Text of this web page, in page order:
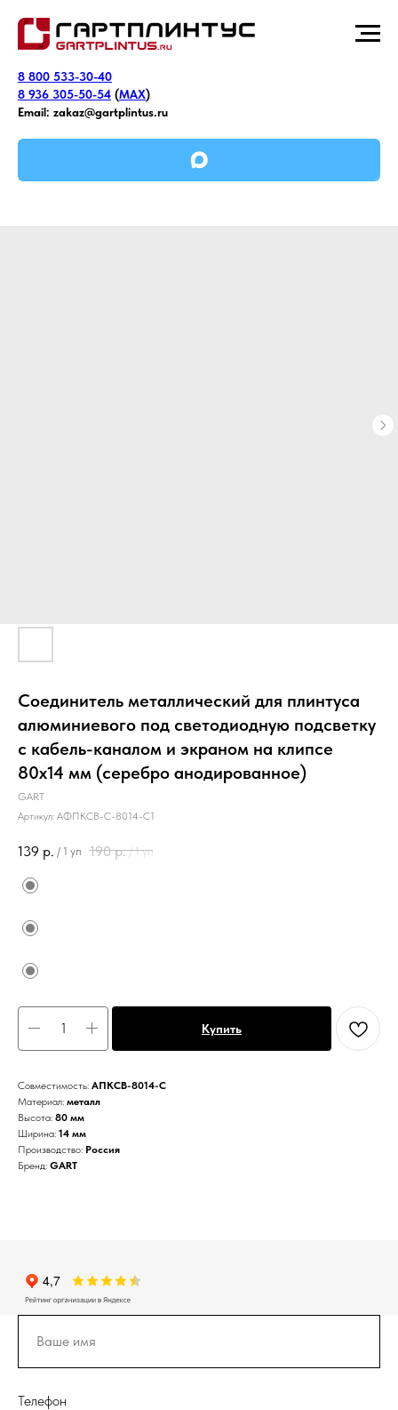
8 800 533-30-40
8 936 305-50-54 (MAX)
Email: zakaz@gartplintus.ru
Соединитель металлический для плинтуса
алюминиевого под светодиодную подсветку
с кабель-каналом и экраном на клипсе
80х14 мм (серебро анодированное)
GART
Артикул: АФПКСВ-С-8014-С1
139 р. / 1 уп 190 р. / 1 уп
Купить
Совместимость: АПКСВ-8014-С
Материал: металл
Высота: 80 мм
Ширина: 14 мм
Производство: Россия
Бренд: GART
Телефон